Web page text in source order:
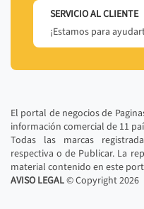
SERVICIO AL CLIENTE
¡Estamos para
El portal de negocios de
información comercial de 11
Todas las marcas
respectiva o de Publicar. La
material contenido en este
AVISO LEGAL© Copyright2026